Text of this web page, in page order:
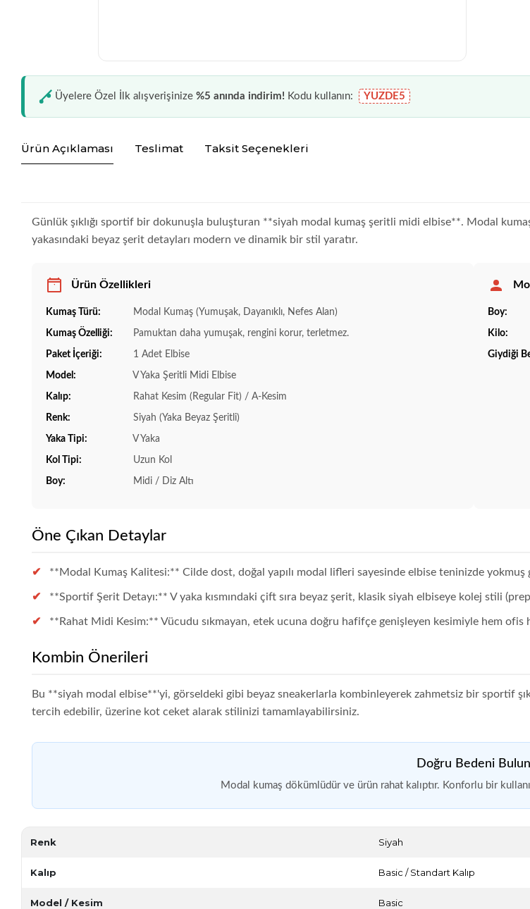
Üyelere Özel İlk alışverişinize%5 anında indirim! Kodu kullanın: YUZDE5
Ürün Açıklaması Teslimat Taksit Seçenekleri
Günlük şıklığı sportif bir dokunuşla buluşturan **siyah modal kumaş şeritli midi elbise**. Modal
yakasındaki beyaz şerit detayları modern ve dinamik bir stil yaratır.
Ürün Özellikleri
Kumaş Türü: Modal Kumaş (Yumuşak, Dayanıklı, Nefes Alan)
Kumaş Özelliği: Pamuktan daha yumuşak, rengini korur, terletmez.
Paket İçeriği: 1 Adet Elbise
Model: V Yaka Şeritli Midi Elbise
Kalıp: Rahat Kesim (Regular Fit) / A-Kesim
Renk: Siyah (Yaka Beyaz Şeritli)
Yaka Tipi: V Yaka
Kol Tipi: Uzun Kol
Boy: Midi / Diz Altı
Boy:
Kilo:
Giydiği
Öne Çıkan Detaylar
**Modal Kumaş Kalitesi:** Cilde dost, doğal yapılı modal lifleri sayesinde elbise teninizde
**Sportif Şerit Detayı:** V yaka kısmındaki çift sıra beyaz şerit, klasik siyah elbiseye kolej stili
**Rahat Midi Kesim:** Vücudu sıkmayan, etek ucuna doğru hafifçe genişleyen kesimiyle hem ofis
Kombin Önerileri
Bu **siyah modal elbise**'yi, görseldeki gibi beyaz sneakerlarla kombinleyerek zahmetsiz bir sportif
tercih edebilir, üzerine kot ceket alarak stilinizi tamamlayabilirsiniz.
Doğru Bedeni Bulun
Modal kumaş dökümlüdür ve ürün rahat kalıptır. Konforlu bir
Renk Siyah
Kalıp Basic / Standart Kalıp
Model / Kesim Basic